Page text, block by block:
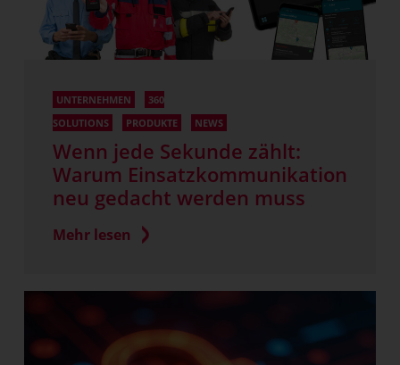
UNTERNEHMEN
360
SOLUTIONS
PRODUKTE NEWS
Wenn jede Sekunde zählt:
Warum Einsatzkommunikation
neu gedacht werden muss
Mehr lesen